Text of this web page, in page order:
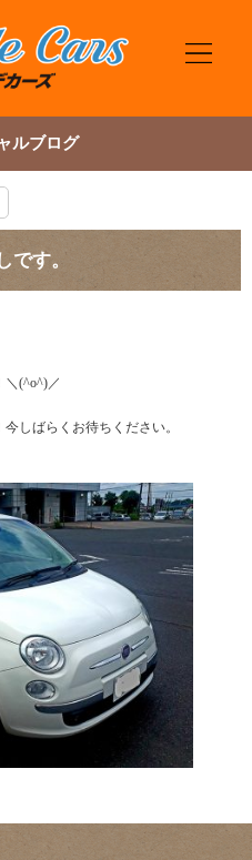
ルブログ
です。
＼(^o^)／
しばらくお待ちください。